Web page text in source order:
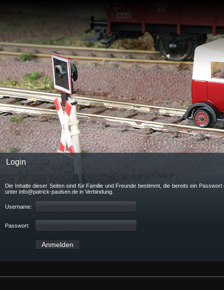
Login
Die Inhalte dieser Seiten sind für Familie und Freunde bestimmt, die bereits ein
unter info@patrick-paulsen.de in Verbindung.
Username:
Passwort: